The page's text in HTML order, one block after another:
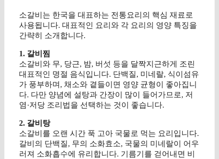
소갈비는 한국을 대표하는 전통요리의 핵심 재료로
사용됩니다. 대표적인 요리와 각 요리의 영양 특징을
간략히 소개합니다.
1. 갈비찜
소갈비와 무, 당근, 밤, 버섯 등을 달짝지근하게 조린
대표적인 명절 음식입니다. 단백질, 미네랄, 식이섬유
가 풍부하며, 채소와 곁들이면 영양 균형이 좋아집니
다. 다만 양념에 설탕과 간장이 많이 들어가므로, 저
염·저당 조리법을 선택하는 것이 좋습니다.
2. 갈비탕
소갈비를 오랜 시간 푹 고아 국물로 먹는 요리입니다.
갈비의 단백질, 무의 소화효소, 국물의 미네랄이 어우
러져 소화흡수에 유리합니다. 기름기를 걷어내면 비